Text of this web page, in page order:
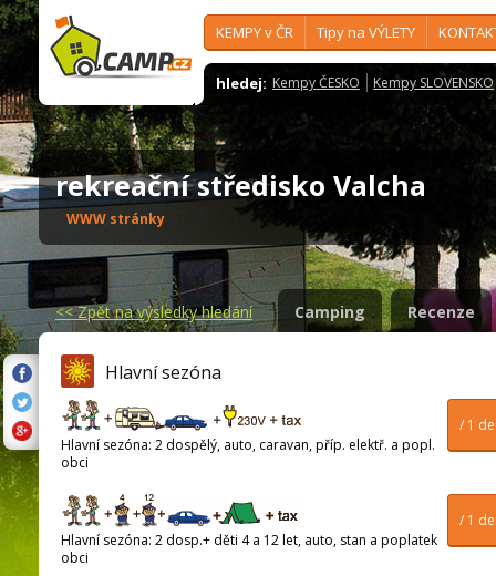
KEMPY v ČR Tipy na VÝLETY
hledej: Kempy ČESKO Kempy SLOVENSKO
rekreační středisko Valcha
WWW stránky
<<Zpět na výsledky hledání Camping Recenze
Hlavní sezóna
/ 1
Hlavní sezóna: 2 dospělý, auto, caravan, příp. elektř. a popl.
obci
/ 1
Hlavní sezóna: 2 dosp.+ děti 4 a 12 let, auto, stan a poplatek
obci